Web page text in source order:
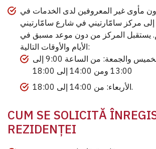
مأوى غير المعروفين لدى الخدمات في
إلى مركز سامّارتيني في شارع سامّارتيني
يستقبل المركز من دون موعد مسبق في
الأيام والأوقات التالية:
الاثنين، الثلاثاء، الخميس والجمعة: من الساعة 9:00 إلى
13:00 ومن 14:00 إلى 18:00
الأربعاء: من 14:00 إلى 18:00.
CUM SE SOLICITĂ
REZIDENȚEI